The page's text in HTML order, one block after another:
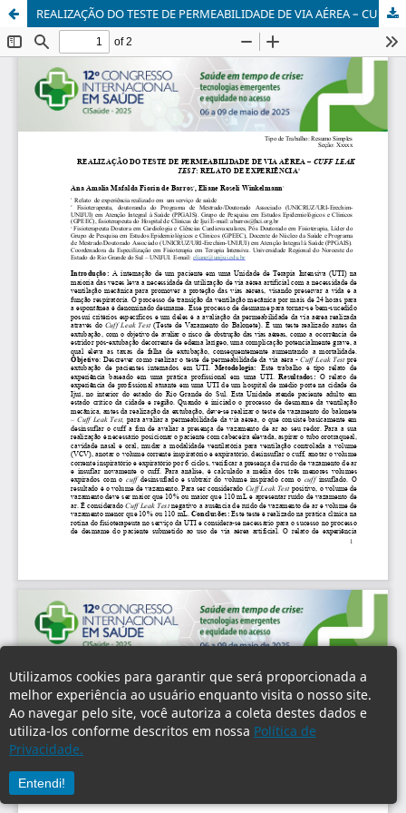
Utilizamos cookies para garantir que será proporcionada a
melhor experiência ao usuário enquanto visita o nosso site.
Ao navegar pelo site, você autoriza a coleta destes dados e
utiliza-los conforme descritos em nossa Política de
Privacidade.
Entendi!
REALIZAÇÃO DO TESTE DE PERMEABILIDADE DE VIA AÉREA – CUFF LEAK TEST: RELATO DE EXPERIÊNCIA